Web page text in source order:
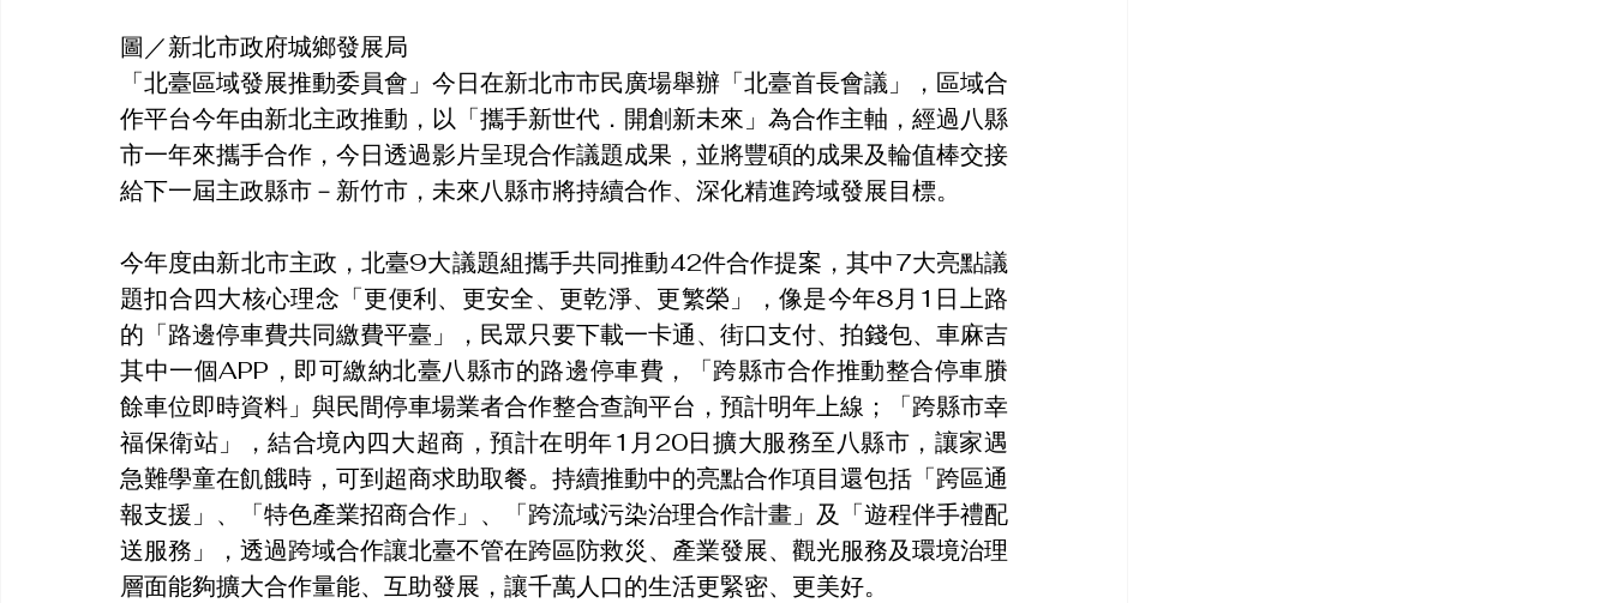
圖／新北市政府城鄉發展局
「北臺區域發展推動委員會」今日在新北市市民廣場舉辦「北臺首長會議」，區域合
作平台今年由新北主政推動，以「攜手新世代．開創新未來」為合作主軸，經過八縣
市一年來攜手合作，今日透過影片呈現合作議題成果，並將豐碩的成果及輪值棒交接
給下一屆主政縣市－新竹市，未來八縣市將持續合作、深化精進跨域發展目標。
今年度由新北市主政，北臺9大議題組攜手共同推動42件合作提案，其中7大亮點議
題扣合四大核心理念「更便利、更安全、更乾淨、更繁榮」，像是今年8月1日上路
的「路邊停車費共同繳費平臺」，民眾只要下載一卡通、街口支付、拍錢包、車麻吉
其中一個APP，即可繳納北臺八縣市的路邊停車費，「跨縣市合作推動整合停車賸
餘車位即時資料」與民間停車場業者合作整合查詢平台，預計明年上線；「跨縣市幸
福保衛站」，結合境內四大超商，預計在明年1月20日擴大服務至八縣市，讓家遇
急難學童在飢餓時，可到超商求助取餐。持續推動中的亮點合作項目還包括「跨區通
報支援」、「特色產業招商合作」、「跨流域污染治理合作計畫」及「遊程伴手禮配
送服務」，透過跨域合作讓北臺不管在跨區防救災、產業發展、觀光服務及環境治理
層面能夠擴大合作量能、互助發展，讓千萬人口的生活更緊密、更美好。